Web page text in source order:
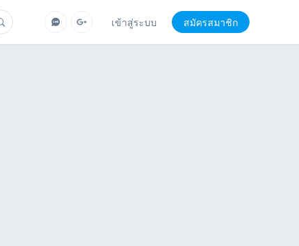
เข้าสู่ระบบ สมัครสมาชิก